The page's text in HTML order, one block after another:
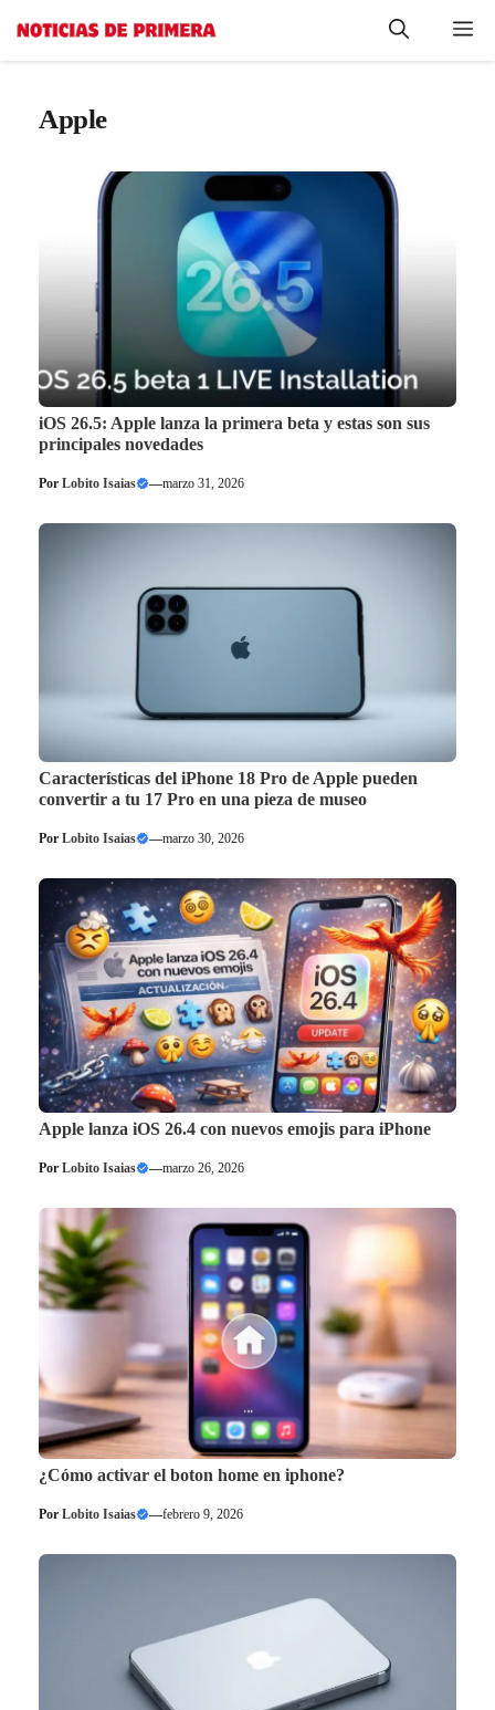
Saltar
Apple
iOS 26.5: Apple lanza la primera beta y estas son sus
principales novedades
Por Lobito Isaias —marzo 31, 2026
Características del iPhone 18 Pro de Apple pueden
convertir a tu 17 Pro en una pieza de museo
Por Lobito Isaias —marzo 30, 2026
Apple lanza iOS 26.4 con nuevos emojis para iPhone
Por Lobito Isaias —marzo 26, 2026
¿Cómo activar el boton home en iphone?
Por Lobito Isaias —febrero 9, 2026